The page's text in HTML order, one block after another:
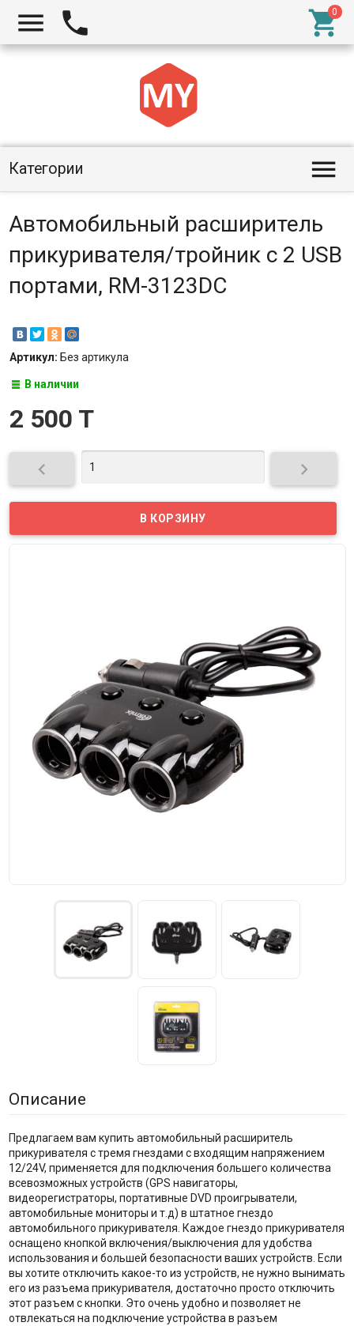
  
Категории 
Автомобильный расширитель
прикуривателя/тройник с 2 USB
портами, RM-3123DC
Артикул: Без артикула
В наличии
2 500 T
 
Описание
Предлагаем вам купить автомобильный расширитель
прикуривателя с тремя гнездами с входящим напряжением
12/24V, применяется для подключения большего количества
всевозможных устройств (GPS навигаторы,
видеорегистраторы, портативные DVD проигрыватели,
автомобильные мониторы и т.д) в штатное гнездо
автомобильного прикуривателя. Каждое гнездо прикуривателя
оснащено кнопкой включения/выключения для удобства
использования и большей безопасности ваших устройств. Если
вы хотите отключить какое-то из устройств, не нужно вынимать
его из разъема прикуривателя, достаточно просто отключить
этот разъем с кнопки. Это очень удобно и позволяет не
отвлекаться на подключение устройства в разъем